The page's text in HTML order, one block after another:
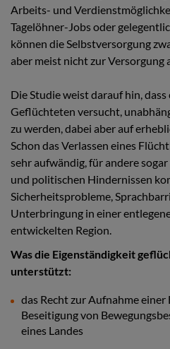
Arbeits- und
Tagelöhner-Jobs oder
können die Selbstversorgung
aber meist nicht zur Versorgung
Die Studie weist darauf hin,
Geflüchteten versucht,
zu werden, dabei aber auf
Schon das Verlassen eines
sehr aufwändig, für andere
und politischen Hindernissen
Sicherheitsprobleme,
Unterbringung in einer
entwickelten Region.
Was die Eigenständigkeit
unterstützt:
das Recht zur Aufnahme
Beseitigung von
eines Landes